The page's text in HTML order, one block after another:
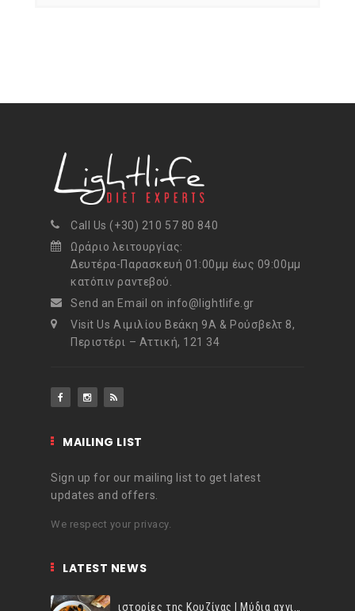
Call Us (+30) 210 57 80 840
Ωράριο λειτουργίας:
Δευτέρα-Παρασκευή 01:00μμ έως 09:00μμ
κατόπιν ραντεβού.
Send an Email on info@lightlife.gr
Visit Us Αιμιλίου Βεάκη 9Α & Ρούσβελτ 8,
Περιστέρι – Αττική, 121 34
MAILING LIST
Sign up for our mailing list to get latest
updates and offers.
We respect your privacy.
LATEST NEWS